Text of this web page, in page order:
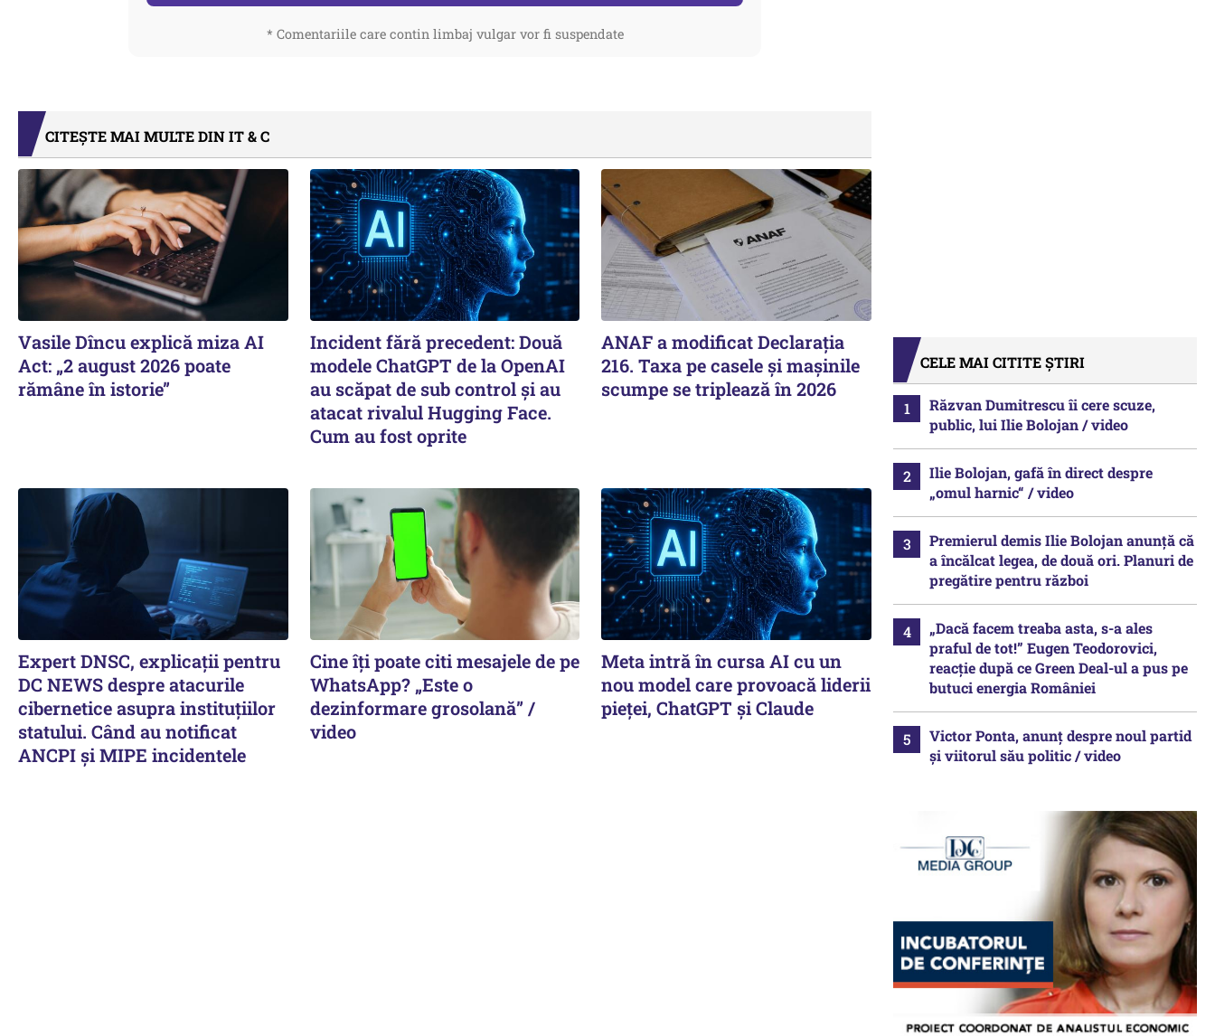
* Comentariile care contin limbaj vulgar vor fi suspendate
CITEȘTE MAI MULTE DIN IT & C
Vasile Dîncu explică miza AI
Act: „2 august 2026 poate
rămâne în istorie”
Incident fără precedent: Două
modele ChatGPT de la OpenAI
au scăpat de sub control și au
atacat rivalul Hugging Face.
Cum au fost oprite
ANAF a modificat Declarația
216. Taxa pe casele și mașinile
scumpe se triplează în 2026
Expert DNSC, explicații pentru
DC NEWS despre atacurile
cibernetice asupra instituțiilor
statului. Când au notificat
ANCPI și MIPE incidentele
Cine îți poate citi mesajele de pe
WhatsApp? „Este o
dezinformare grosolană” /
video
Meta intră în cursa AI cu un
nou model care provoacă liderii
pieței, ChatGPT și Claude
CELE MAI CITITE ȘTIRI
Răzvan Dumitrescu îi cere scuze,
public, lui Ilie Bolojan / video
Ilie Bolojan, gafă în direct despre
„omul harnic“ / video
Premierul demis Ilie Bolojan anunță că
a încălcat legea, de două ori. Planuri de
pregătire pentru război
„Dacă facem treaba asta, s-a ales
praful de tot!” Eugen Teodorovici,
reacție după ce Green Deal-ul a pus pe
butuci energia României
Victor Ponta, anunț despre noul partid
și viitorul său politic / video